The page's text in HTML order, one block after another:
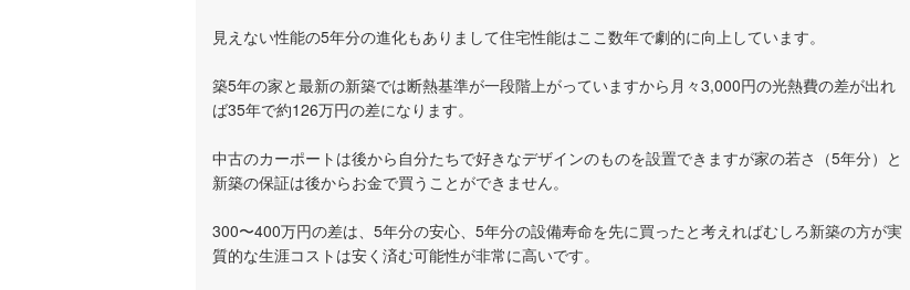
見えない性能の5年分の進化もありまして住宅性能はここ数年で劇的に向上しています。
築5年の家と最新の新築では断熱基準が一段階上がっていますから月々3,000円の光熱費の差が出れ
ば35年で約126万円の差になります。
中古のカーポートは後から自分たちで好きなデザインのものを設置できますが家の若さ（5年分）と
新築の保証は後からお金で買うことができません。
300〜400万円の差は、5年分の安心、5年分の設備寿命を先に買ったと考えればむしろ新築の方が実
質的な生涯コストは安く済む可能性が非常に高いです。